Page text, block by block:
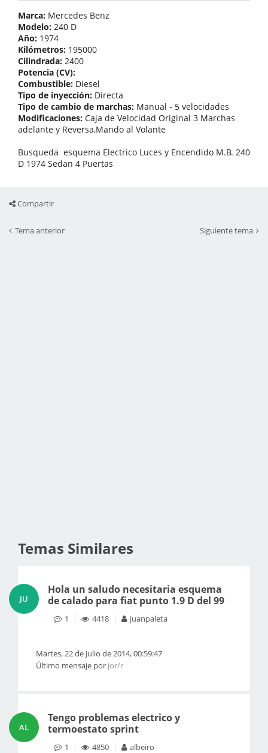
Marca: Mercedes Benz
Modelo: 240 D
Año: 1974
Kilómetros: 195000
Cilindrada: 2400
Potencia (CV):
Combustible: Diesel
Tipo de inyección: Directa
Tipo de cambio de marchas: Manual - 5 velocidades
Modificaciones: Caja de Velocidad Original 3 Marchas
adelante y Reversa,Mando al Volante
Busqueda esquema Electrico Luces y Encendido M.B. 240
D 1974 Sedan 4 Puertas
Compartir
Tema anterior Siguiente tema
Temas Similares
JU
Hola un saludo necesitaria esquema
de calado para fiat punto 1.9 D del 99
1 4418 juanpaleta
Martes, 22 de Julio de 2014, 00:59:47
Último mensaje por jor/r
AL
Tengo problemas electrico y
termoestato sprint
1 4850 albeiro